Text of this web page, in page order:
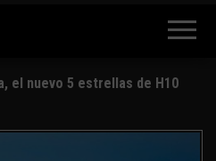
el nuevo 5 estrellas de H10